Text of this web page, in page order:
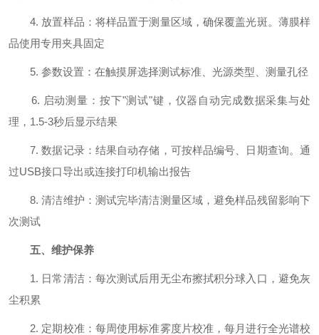
4. 放置样品：将样品置于测量区域，确保覆盖光斑。薄膜样
品使用专用夹具固定
5. 参数设置：在触摸屏选择测试标准、光源类型、测量孔径
6. 启动测量：按下"测试"键，仪器自动完成数据采集与处
理，1.5-3秒后显示结果
7. 数据记录：结果自动存储，可按样品编号、日期查询。通
过USB接口导出或连接打印机输出报告
8. 清洁维护：测试完毕清洁测量区域，避免样品残留影响下
次测试
五、维护保养
1. 日常清洁：每次测试后用无尘布擦拭积分球入口，避免灰
尘积累
2. 定期校准：每周使用标准雾度片校准，每月进行全光谱校